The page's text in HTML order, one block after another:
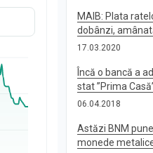
MAIB: Plata
dobânzi,
17.03.2020
Încă o bancă a
stat ”Prima
06.04.2018
Astăzi BNM
monede